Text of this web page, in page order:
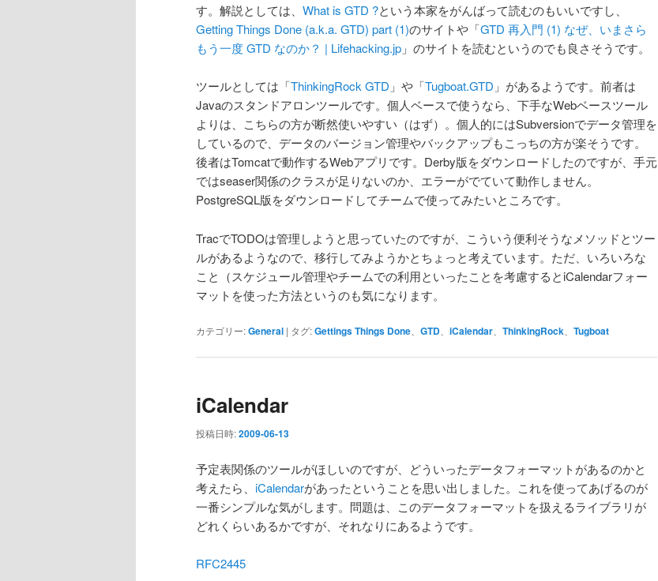
す。解説としては、 What is GTD ?という本家をがんばって読むのもいいですし、
Getting Things Done (a.k.a. GTD) part (1)のサイトや「GTD 再入門 (1) なぜ、いまさら
もう一度 GTD なのか？ | Lifehacking.jp 」のサイトを読むというのでも良さそうです。
ツールとしては「ThinkingRock GTD 」や「Tugboat.GTD 」があるようです。前者は
Javaのスタンドアロンツールです。個人ベースで使うなら、下手なWebベースツール
よりは、こちらの方が断然使いやすい（はず）。個人的にはSubversionでデータ管理を
しているので、データのバージョン管理やバックアップもこっちの方が楽そうです。
後者はTomcatで動作するWebアプリです。Derby版をダウンロードしたのですが、手元
ではseaser関係のクラスが足りないのか、エラーがでていて動作しません。
PostgreSQL版をダウンロードしてチームで使ってみたいところです。
TracでTODOは管理しようと思っていたのですが、こういう便利そうなメソッドとツー
ルがあるようなので、移行してみようかとちょっと考えています。ただ、いろいろな
こと（スケジュール管理やチームでの利用といったことを考慮するとiCalendarフォー
マットを使った方法というのも気になります。
カテゴリー:General | タグ:Gettings Things Done GTD iCalendar ThinkingRock Tugboat
iCalendar
投稿日時:2009-06-13
予定表関係のツールがほしいのですが、どういったデータフォーマットがあるのかと
考えたら、 iCalendarがあったということを思い出しました。これを使ってあげるのが
一番シンプルな気がします。問題は、このデータフォーマットを扱えるライブラリが
どれくらいあるかですが、それなりにあるようです。
RFC2445